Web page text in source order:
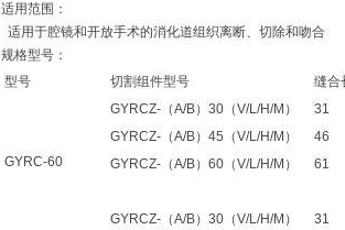
适用范围：
适用于腔镜和开放手术的消化道组织离断、切除和吻合
规格型号：
型号
切割组件型号 缝合
GYRC-60
GYRCZ-（A/B）30（V/L/H/M） 31
GYRCZ-（A/B）45（V/L/H/M）
46
GYRCZ-（A/B）60（V/L/H/M）
61
GYRCZ-（A/B）30（V/L/H/M） 31